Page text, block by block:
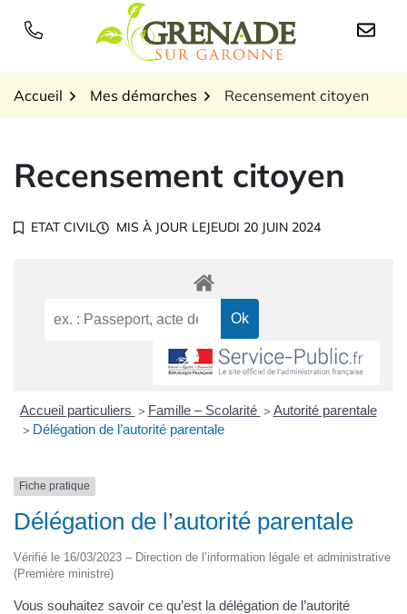
Logo Grenade sur
Accueil Mes démarches Recensement citoyen
Recensement citoyen
ETAT CIVIL MIS À JOUR LEJEUDI 20 JUIN 2024
Accueil particuliers > Famille – Scolarité > Autorité parentale
> Délégation de l’autorité parentale
Fiche pratique
Délégation de l’autorité parentale
Vérifié le 16/03/2023 – Direction de l’information légale et administrative
(Première ministre)
Vous souhaitez savoir ce qu’est la délégation de l’autorité